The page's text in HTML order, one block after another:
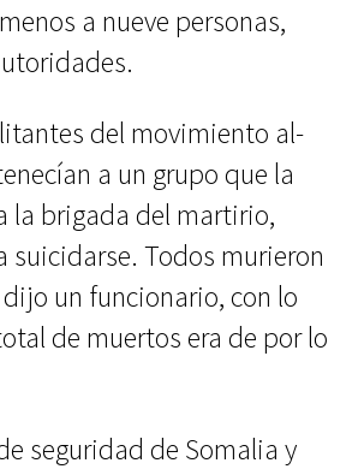
a nueve personas,
del movimiento al-
a un grupo que la
la brigada del martirio,
suicidarse. Todos murieron
un funcionario, con lo
de muertos era de por lo
seguridad de Somalia y